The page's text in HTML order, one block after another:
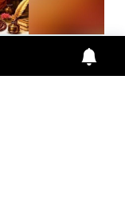
संस्कृति का ...